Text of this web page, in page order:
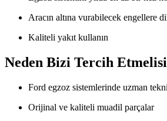
Aracın altına vurabilecek engellere
Kaliteli yakıt kullanın
Neden Bizi Tercih
Ford egzoz sistemlerinde uzman
Orijinal ve kaliteli muadil parçalar